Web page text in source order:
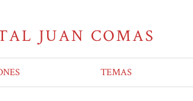
TEMAS